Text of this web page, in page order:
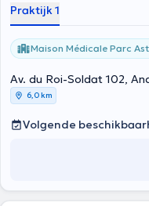
Praktijk 1
Maison Médicale Parc
Av. du Roi-Soldat 102,
6,0 km
Volgende